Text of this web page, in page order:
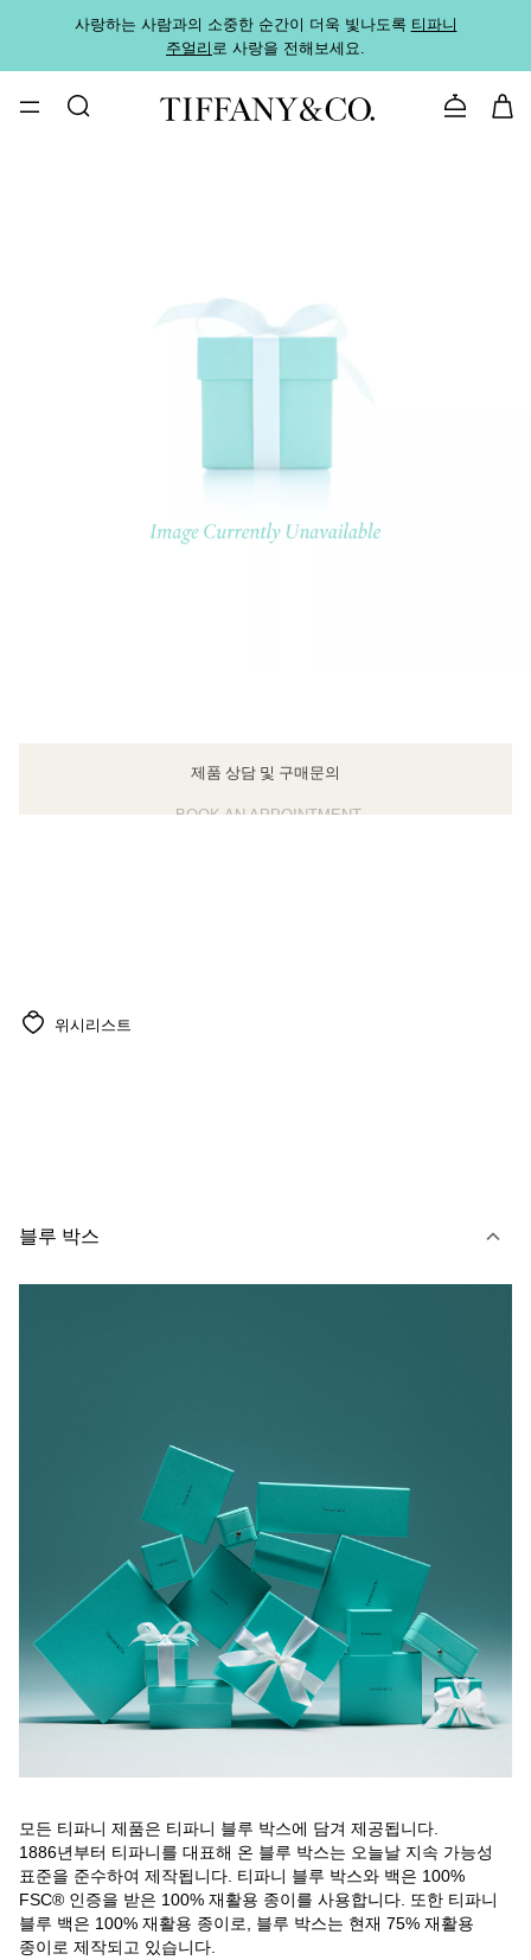
사랑하는 사람과의 소중한 순간이 더욱 빛나도록 티파니
주얼리로 사랑을 전해보세요.
문의하기
클라이언트 어드바이저에게 문의하거나 예약하세요
위시리스트
블루 박스
모든 티파니 제품은 티파니 블루 박스에 담겨 제공됩니다.
1886년부터 티파니를 대표해 온 블루 박스는 오늘날 지속 가능성
표준을 준수하여 제작됩니다. 티파니 블루 박스와 백은 100%
FSC® 인증을 받은 100% 재활용 종이를 사용합니다. 또한 티파니
블루 백은 100% 재활용 종이로, 블루 박스는 현재 75% 재활용
종이로 제작되고 있습니다.